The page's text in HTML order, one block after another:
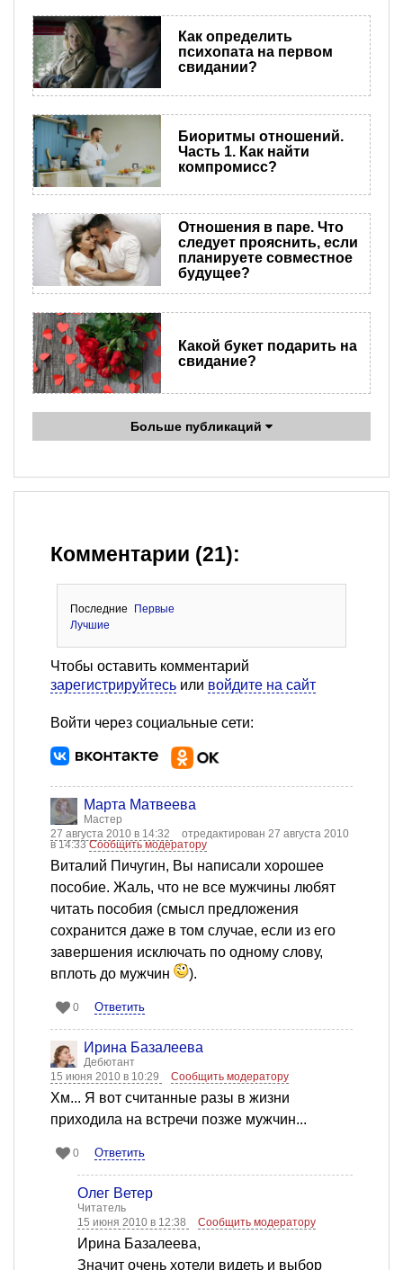
Как определить
психопата на первом
свидании?
Биоритмы отношений.
Часть 1. Как найти
компромисс?
Отношения в паре. Что
следует прояснить, если
планируете совместное
будущее?
Какой букет подарить на
свидание?
Больше публикаций
Комментарии (21):
Последние
Первые
Лучшие
Чтобы оставить комментарий
зарегистрируйтесь или войдите на сайт
Войти через социальные сети:
Марта Матвеева
Мастер
27 августа 2010 в 14:32
отредактирован 27 августа 2010
в 14:33Сообщить модератору
Виталий Пичугин, Вы написали хорошее
пособие. Жаль, что не все мужчины любят
читать пособия (смысл предложения
сохранится даже в том случае, если из его
завершения исключать по одному слову,
вплоть до мужчин
).
0 Ответить
Ирина Базалеева
Дебютант
15 июня 2010 в 10:29
Сообщить модератору
Хм... Я вот считанные разы в жизни
приходила на встречи позже мужчин...
0 Ответить
Олег Ветер
Читатель
15 июня 2010 в 12:38
Сообщить модератору
Ирина Базалеева,
Значит очень хотели видеть и выбор